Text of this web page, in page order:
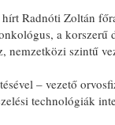
Radnóti Zoltán
a korszerű
nemzetközi szintű
– vezető
technológiák